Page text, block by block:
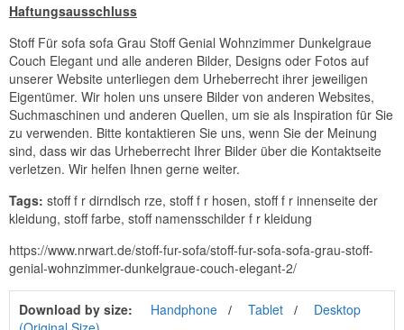
Haftungsausschluss
Stoff Für sofa sofa Grau Stoff Genial Wohnzimmer Dunkelgraue
Couch Elegant und alle anderen Bilder, Designs oder Fotos auf
unserer Website unterliegen dem Urheberrecht ihrer jeweiligen
Eigentümer. Wir holen uns unsere Bilder von anderen Websites,
Suchmaschinen und anderen Quellen, um sie als Inspiration für Sie
zu verwenden. Bitte kontaktieren Sie uns, wenn Sie der Meinung
sind, dass wir das Urheberrecht Ihrer Bilder über die Kontaktseite
verletzen. Wir helfen Ihnen gerne weiter.
Tags: stoff f r dirndlsch rze, stoff f r hosen, stoff f r innenseite der
kleidung, stoff farbe, stoff namensschilder f r kleidung
https://www.nrwart.de/stoff-fur-sofa/stoff-fur-sofa-sofa-grau-stoff-
genial-wohnzimmer-dunkelgraue-couch-elegant-2/
Download by size: Handphone Tablet
Desktop